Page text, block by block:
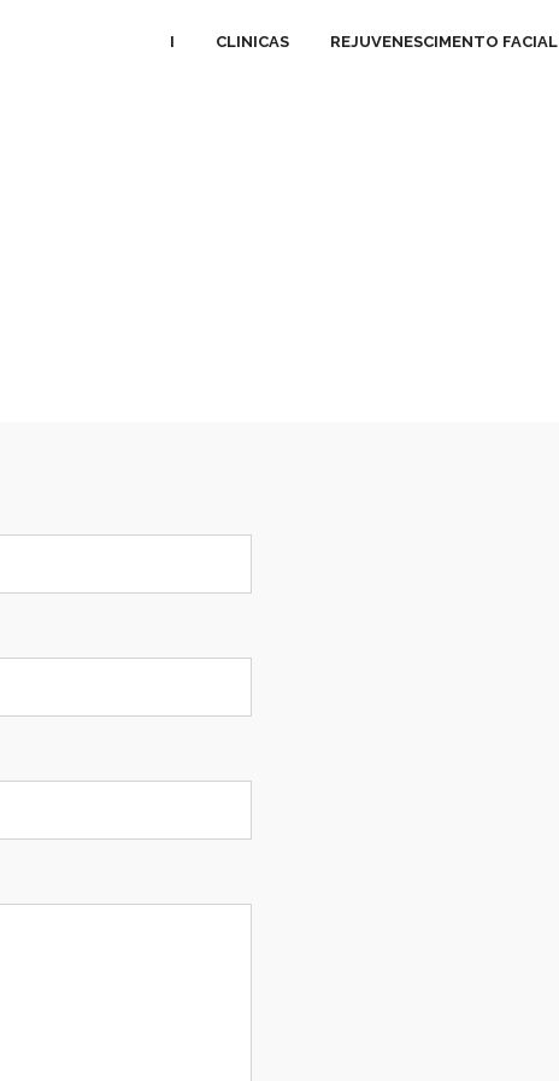
I CLINICAS REJUVENESCIMENTO FACIAL